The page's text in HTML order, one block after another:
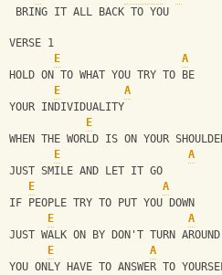
BRING IT ALL BACK TO YOU
VERSE 1
E
A
HOLD ON TO WHAT YOU TRY TO BE
E
A
YOUR INDIVIDUALITY
E
WHEN THE WORLD IS ON YOUR
E
A
JUST SMILE AND LET IT GO
E
A
IF PEOPLE TRY TO PUT YOU DOWN
E
A
JUST WALK ON BY DON'T TURN AROUND
E
A
YOU ONLY HAVE TO ANSWER TO